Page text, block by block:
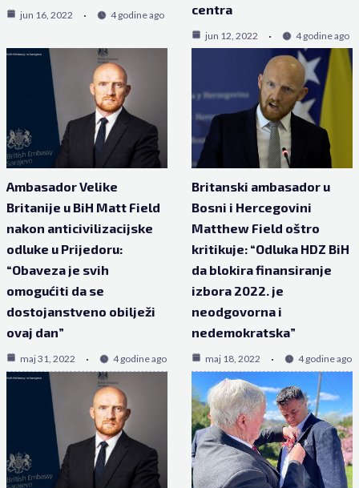
jun 16, 2022 4 godine ago
centra
jun 12, 2022 4 godine ago
Ambasador Velike
Britanije u BiH Matt Field
nakon anticivilizacijske
odluke u Prijedoru:
“Obaveza je svih
omogućiti da se
dostojanstveno obilježi
ovaj dan”
maj 31, 2022 4 godine ago
Britanski ambasador u
Bosni i Hercegovini
Matthew Field oštro
kritikuje: “Odluka HDZ BiH
da blokira finansiranje
izbora 2022. je
neodgovorna i
nedemokratska”
maj 18, 2022 4 godine ago